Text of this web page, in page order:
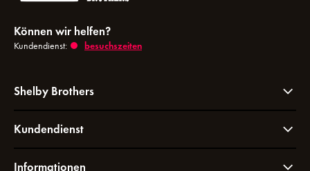
Können wir helfen?
Kundendienst: besuchszeiten
Shelby Brothers
Kundendienst
Informationen